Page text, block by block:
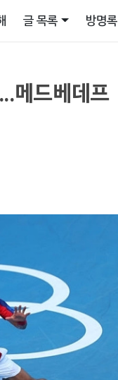
글 목록 방명록
메드베데프